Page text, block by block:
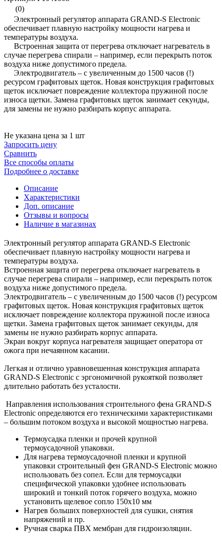
(0)
Электронный регулятор аппарата GRAND-S Electronic
обеспечивает плавную настройку мощности нагрева и
температуры воздуха.
Встроенная защита от перегрева отключает нагреватель в
случае перегрева спирали – например, если перекрыть поток
воздуха ниже допустимого предела.
Электродвигатель – с увеличенным до 1500 часов (!)
ресурсом графитовых щеток. Новая конструкция графитовых
щеток исключает повреждение коллектора пружиной после
износа щетки. Замена графитовых щеток занимает секунды,
для замены не нужно разбирать корпус аппарата.
Не указана цена за 1 шт
Запросить цену
Сравнить
Все способы оплаты
Подробнее о доставке
Описание
Характеристики
Доп. описание
Отзывы и вопросы
Наличие в магазинах
Электронный регулятор аппарата GRAND-S Electronic
обеспечивает плавную настройку мощности нагрева и
температуры воздуха.
Встроенная защита от перегрева отключает нагреватель в
случае перегрева спирали – например, если перекрыть поток
воздуха ниже допустимого предела.
Электродвигатель – с увеличенным до 1500 часов (!) ресурсом
графитовых щеток. Новая конструкция графитовых щеток
исключает повреждение коллектора пружиной после износа
щетки. Замена графитовых щеток занимает секунды, для
замены не нужно разбирать корпус аппарата.
Экран вокруг корпуса нагревателя защищает оператора от
ожога при нечаянном касании.
Легкая и отлично уравновешенная конструкция аппарата
GRAND-S Electronic с эргономичной рукояткой позволяет
длительно работать без усталости.
Направления использования строительного фена GRAND-S
Electronic определяются его техническими характеристиками
– большим потоком воздуха и высокой мощностью нагрева.
Термоусадка пленки и прочей крупной
термоусадочной упаковки.
Для нагрева термоусадочной пленки и крупной
упаковки строительный фен GRAND-S Electronic можно
использовать без сопел. Если для термоусадки
специфической упаковки удобнее использовать
широкий и тонкий поток горячего воздуха, можно
установить щелевое сопло 150x10 мм
Нагрев больших поверхностей для сушки, снятия
напряжений и пр.
Ручная сварка ПВХ мембран для гидроизоляции.